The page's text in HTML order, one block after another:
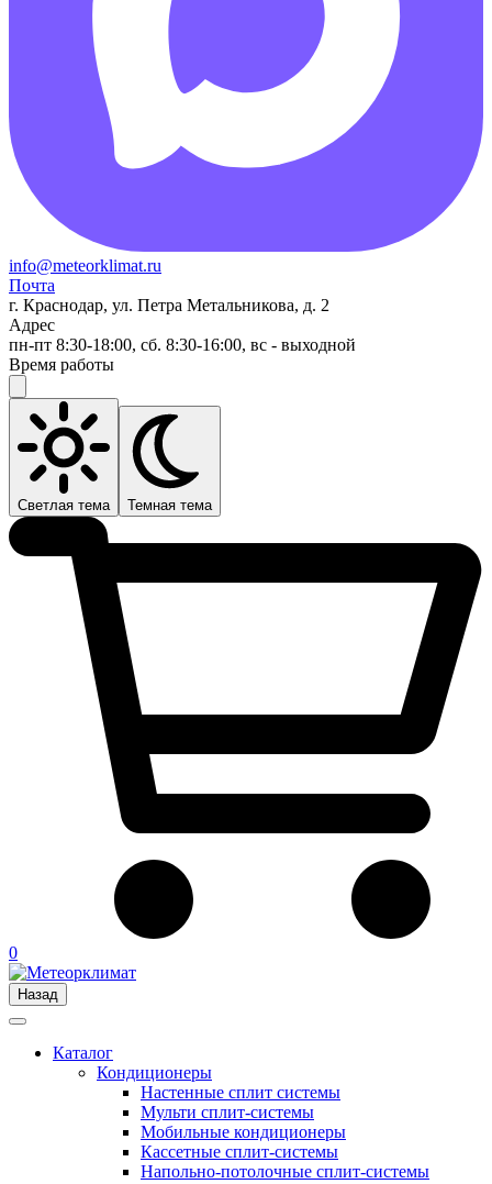
info@meteorklimat.ru
Почта
г. Краснодар, ул. Петра Метальникова, д. 2
Адрес
пн-пт 8:30-18:00, сб. 8:30-16:00, вс - выходной
Время работы
Светлая тема Темная тема
0
Назад
Каталог
Кондиционеры
Настенные сплит системы
Мульти сплит-системы
Мобильные кондиционеры
Кассетные сплит-системы
Напольно-потолочные сплит-системы